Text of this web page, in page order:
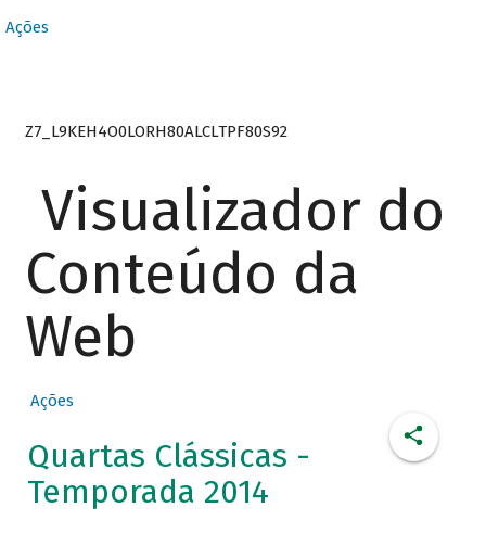
Ações
Z7_L9KEH4O0LORH80ALCLTPF80S92
Visualizador do
Conteúdo da
Web
Ações
Quartas Clássicas -
Temporada 2014